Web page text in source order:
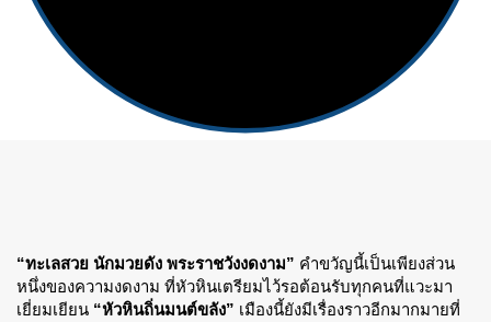
“ทะเลสวย นักมวยดัง พระราชวังงดงาม” คำขวัญนี้เป็นเพียงส่วน
หนึ่งของความงดงาม ที่หัวหินเตรียมไว้รอต้อนรับทุกคนที่แวะมา
เยี่ยมเยียน “หัวหินถิ่นมนต์ขลัง” เมืองนี้ยังมีเรื่องราวอีกมากมายที่